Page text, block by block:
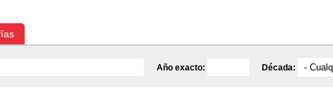
Año exacto: Década: